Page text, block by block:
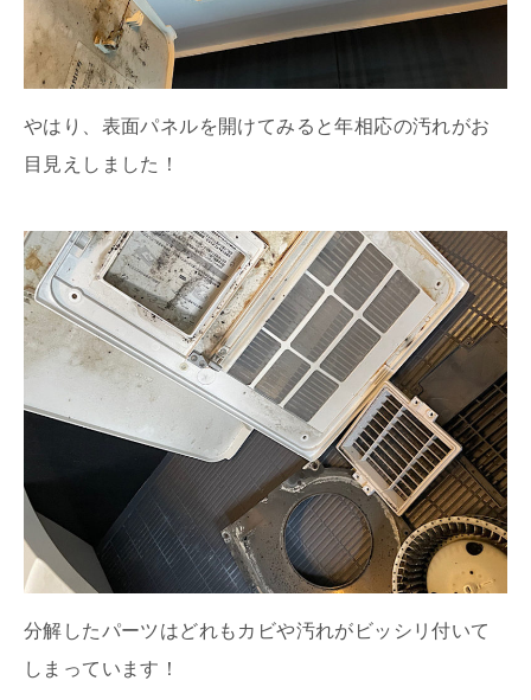
やはり、表面パネルを開けてみると年相応の汚れがお
目見えしました！
分解したパーツはどれもカビや汚れがビッシリ付いて
しまっています！